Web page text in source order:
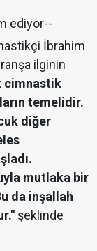
ediyor--
İbrahim
ilginin
cimnastik
temelidir.
diğer
mutlaka bir
da inşallah
şeklinde